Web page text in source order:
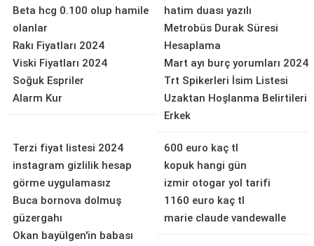
Beta hcg 0.100 olup hamile
olanlar
Rakı Fiyatları 2024
Viski Fiyatları 2024
Soğuk Espriler
Alarm Kur
hatim duası yazılı
Metrobüs Durak Süresi
Hesaplama
Mart ayı burç yorumları 2024
Trt Spikerleri İsim Listesi
Uzaktan Hoşlanma Belirtileri
Erkek
Terzi fiyat listesi 2024
instagram gizlilik hesap
görme uygulamasız
Buca bornova dolmuş
güzergahı
Okan bayülgen'in babası
600 euro kaç tl
kopuk hangi gün
izmir otogar yol tarifi
1160 euro kaç tl
marie claude vandewalle